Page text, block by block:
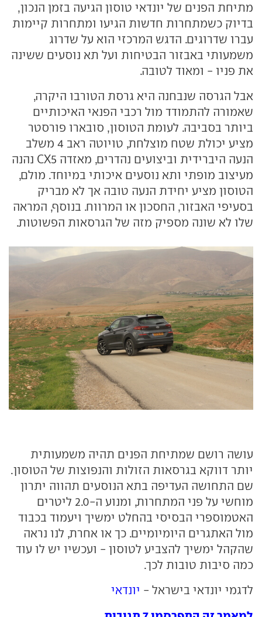
מתיחת הפנים של יונדאי טוסון הגיעה בזמן הנכון,
בדיוק כשמתחרות חדשות הגיעו ומתחרות קיימות
עברו שדרוגים. הדגש המרכזי הוא על שדרוג
משמעותי באבזור הבטיחות ועל תא נוסעים ששינה
את פניו - ומאוד לטובה.
אבל הגרסה שנבחנה היא גרסת הטורבו היקרה,
שאמורה להתמודד מול רכבי הפנאי האיכותיים
ביותר בסביבה. לעומת הטוסון, סובארו פורסטר
מציע יכולת שטח מוצלחת, טויוטה ראב 4 משלב
הנעה היברידית וביצועים נהדרים, מאזדה CX5 נהנה
מעיצוב מופתי ותא נוסעים איכותי במיוחד. מולם,
הטוסון מציע יחידת הנעה טובה אך לא מבריק
בסעיפי האבזור, החסכון או המרווח. בנוסף, המראה
שלו לא שונה מספיק מזה של הגרסאות הפשוטות.
עושה רושם שמתיחת הפנים תהיה משמעותית
יותר דווקא בגרסאות הזולות והנפוצות של הטוסון.
שם התחושה העדיפה בתא הנוסעים תהווה יתרון
מוחשי על פני המתחרות, ומנוע ה-2.0 ליטרים
האטמוספרי הבסיסי בהחלט ימשיך ויעמוד בכבוד
מול האתגרים היומיומיים. כך או אחרת, לנו נראה
שהקהל ימשיך להצביע לטוסון - ועכשיו יש לו עוד
כמה סיבות טובות לכך.
לדגמי יונדאי בישראל - יונדאי